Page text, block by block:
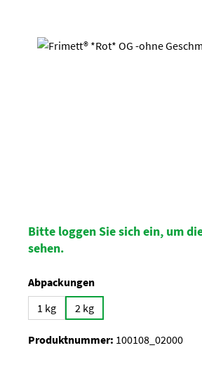
Bildergalerie überspringen
Bitte loggen Sie sich ein, um
sehen.
Abpackungenauswählen
1 kg
2 kg
Produktnummer: 100108_02000